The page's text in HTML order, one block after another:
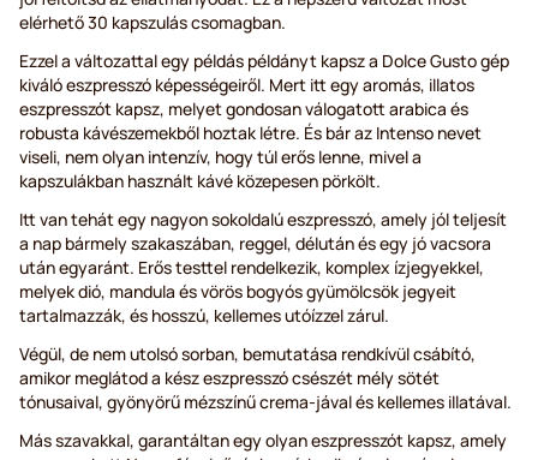
elérhető 30 kapszulás csomagban.
Ezzel a változattal egy példás példányt kapsz a Dolce Gusto gép
kiváló eszpresszó képességeiről. Mert itt egy aromás, illatos
eszpresszót kapsz, melyet gondosan válogatott arabica és
robusta kávészemekből hoztak létre. És bár az Intenso nevet
viseli, nem olyan intenzív, hogy túl erős lenne, mivel a
kapszulákban használt kávé közepesen pörkölt.
Itt van tehát egy nagyon sokoldalú eszpresszó, amely jól teljesít
a nap bármely szakaszában, reggel, délután és egy jó vacsora
után egyaránt. Erős testtel rendelkezik, komplex ízjegyekkel,
melyek dió, mandula és vörös bogyós gyümölcsök jegyeit
tartalmazzák, és hosszú, kellemes utóízzel zárul.
Végül, de nem utolsó sorban, bemutatása rendkívül csábító,
amikor meglátod a kész eszpresszó csészét mély sötét
tónusaival, gyönyörű mézszínű crema-jával és kellemes illatával.
Más szavakkal, garantáltan egy olyan eszpresszót kapsz, amely